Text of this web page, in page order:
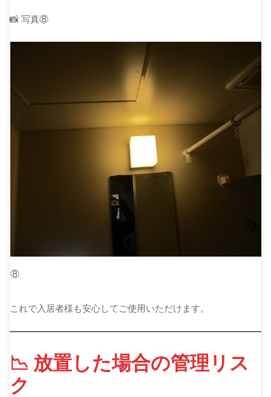
📸 写真⑧
⑧
これで入居者様も安心してご使用いただけます。
📉 放置した場合の管理リス
ク